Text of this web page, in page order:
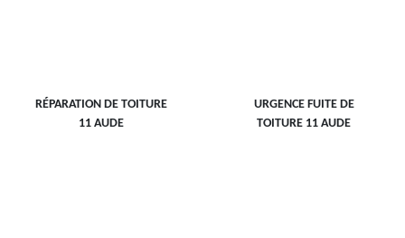
RÉPARATION DE TOITURE
11 AUDE
URGENCE FUITE DE
TOITURE 11 AUDE